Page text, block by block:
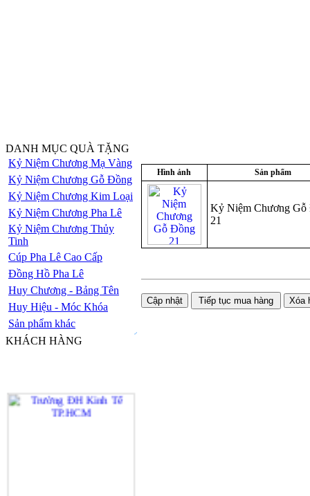
DANH MỤC QUÀ TẶNG
Kỷ Niệm Chương Mạ Vàng
Kỷ Niệm Chương Gỗ Đồng
Kỷ Niệm Chương Kim Loại
Kỷ Niệm Chương Pha Lê
Kỷ Niệm Chương Thủy
Tinh
Cúp Pha Lê Cao Cấp
Đồng Hồ Pha Lê
Huy Chương - Bảng Tên
Huy Hiệu - Móc Khóa
Sản phẩm khác
KHÁCH HÀNG
Hình ảnh Sản phẩm
Kỷ Niệm Chương Gỗ
21